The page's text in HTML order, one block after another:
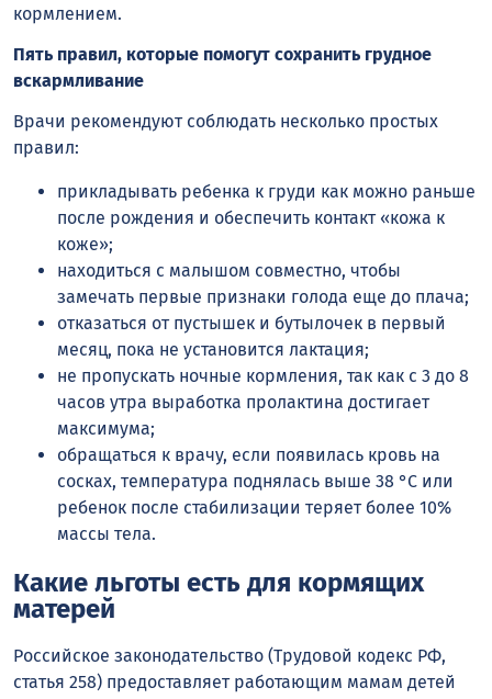
кормлением.
Пять правил, которые помогут сохранить грудное
вскармливание
Врачи рекомендуют соблюдать несколько простых
правил:
прикладывать ребенка к груди как можно раньше
после рождения и обеспечить контакт «кожа к
коже»;
находиться с малышом совместно, чтобы
замечать первые признаки голода еще до плача;
отказаться от пустышек и бутылочек в первый
месяц, пока не установится лактация;
не пропускать ночные кормления, так как с 3 до 8
часов утра выработка пролактина достигает
максимума;
обращаться к врачу, если появилась кровь на
сосках, температура поднялась выше 38 °C или
ребенок после стабилизации теряет более 10%
массы тела.
Какие льготы есть для кормящих
матерей
Российское законодательство (Трудовой кодекс РФ,
статья 258) предоставляет работающим мамам детей